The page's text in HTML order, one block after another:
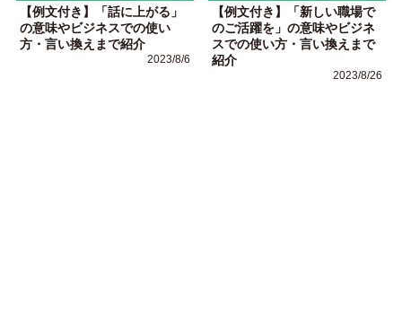
【例文付き】「話に上がる」
の意味やビジネスでの使い
方・言い換えまで紹介
2023/8/6
【例文付き】「新しい職場で
のご活躍を」の意味やビジネ
スでの使い方・言い換えまで
紹介
2023/8/26